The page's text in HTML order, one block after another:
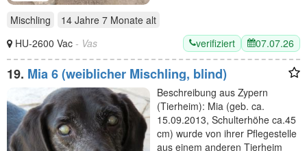
Mischling 14 Jahre 7 Monate alt
HU-2600 Vac - Vas verifiziert 07.07.26
19. Mia 6 (weiblicher Mischling, blind)
Beschreibung aus Zypern
(Tierheim): Mia (geb. ca.
15.09.2013, Schulterhöhe ca.45
cm) wurde von ihrer Pflegestelle
aus einem anderen Tierheim